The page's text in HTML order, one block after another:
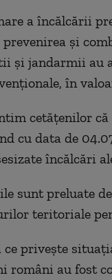
a încălcării
și
și jandarmii au
în
cetățenilor
cu data de
încălcări
sunt preluate
teritoriale
ce privește
români au fost